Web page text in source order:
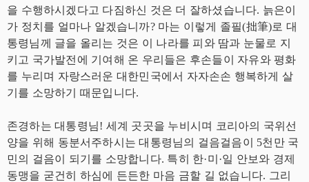
을 수행하시겠다고 다짐하신 것은 더 잘하셨습니다. 늙은이
가 정치를 얼마나 알겠습니까? 마는 이렇게 졸필(拙筆)로 대
통령님께 글을 올리는 것은 이 나라를 피와 땀과 눈물로 지
키고 국가발전에 기여해 온 우리들은 후손들이 자유와 평화
를 누리며 자랑스러운 대한민국에서 자자손손 행복하게 살
기를 소망하기 때문입니다.
존경하는 대통령님! 세계 곳곳을 누비시며 코리아의 국위선
양을 위해 동분서주하시는 대통령님의 걸음걸음이 5천만 국
민의 걸음이 되기를 소망합니다. 특히 한·미·일 안보와 경제
동맹을 굳건히 하심에 든든한 마음 금할 길 없습니다. 그리